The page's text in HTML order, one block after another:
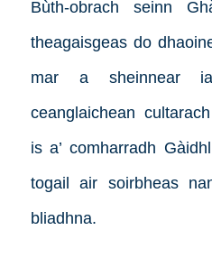
Bùth-obrach seinn
theagaisgeas do
mar a sheinnear
ceanglaichean
is a’ comharradh
togail air soirbheas
bliadhna.